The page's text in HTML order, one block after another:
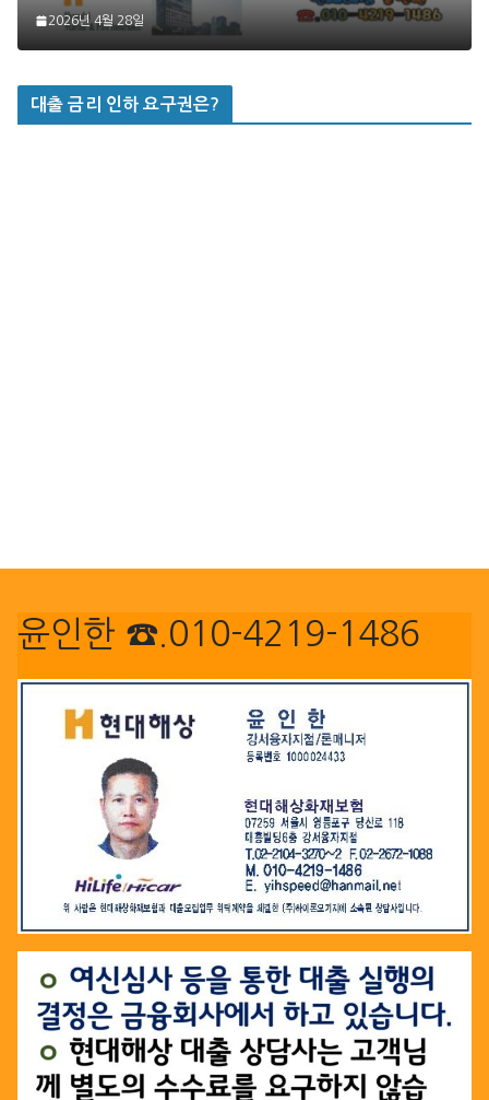
2026년 4월 28일
대출 금리 인하 요구권은?
윤인한 ☎.010-4219-1486